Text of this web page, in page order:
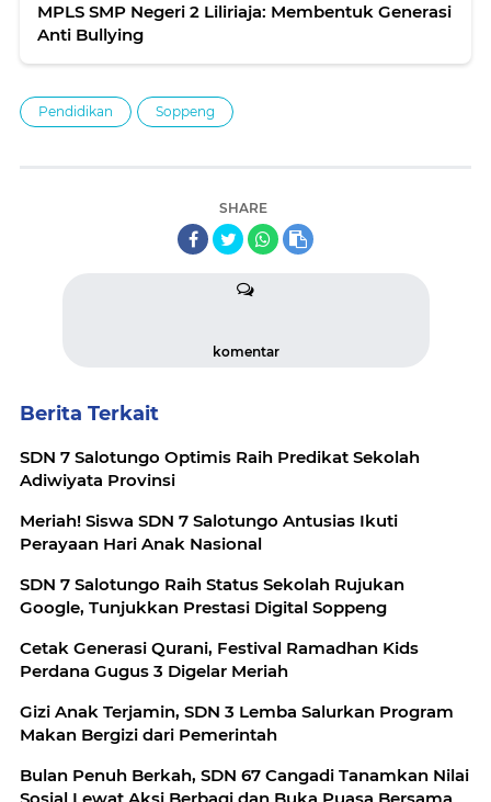
MPLS SMP Negeri 2 Liliriaja: Membentuk Generasi
Anti Bullying
Pendidikan Soppeng
SHARE
komentar
Berita Terkait
SDN 7 Salotungo Optimis Raih Predikat Sekolah
Adiwiyata Provinsi
Meriah! Siswa SDN 7 Salotungo Antusias Ikuti
Perayaan Hari Anak Nasional
SDN 7 Salotungo Raih Status Sekolah Rujukan
Google, Tunjukkan Prestasi Digital Soppeng
Cetak Generasi Qurani, Festival Ramadhan Kids
Perdana Gugus 3 Digelar Meriah
Gizi Anak Terjamin, SDN 3 Lemba Salurkan Program
Makan Bergizi dari Pemerintah
Bulan Penuh Berkah, SDN 67 Cangadi Tanamkan Nilai